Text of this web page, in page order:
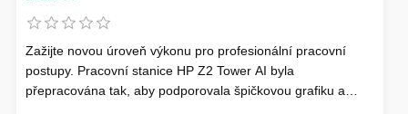
OSTATNÍ TECHNIKA
Zažijte novou úroveň výkonu pro profesionální pracovní
postupy. Pracovní stanice HP Z2 Tower AI byla
přepracována tak, aby podporovala špičkovou grafiku a